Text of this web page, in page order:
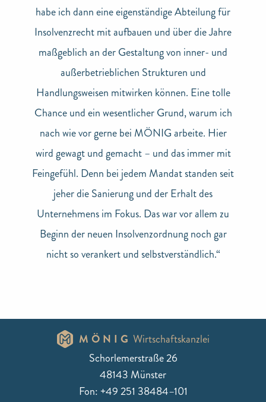
habe ich dann eine eigenständige Abteilung für
Insolvenzrecht mit aufbauen und über die Jahre
maßgeblich an der Gestaltung von inner- und
außerbetrieblichen Strukturen und
Handlungsweisen mitwirken können. Eine tolle
Chance und ein wesentlicher Grund, warum ich
nach wie vor gerne bei MÖNIG arbeite. Hier
wird gewagt und gemacht – und das immer mit
Feingefühl. Denn bei jedem Mandat standen seit
jeher die Sanierung und der Erhalt des
Unternehmens im Fokus. Das war vor allem zu
Beginn der neuen Insolvenzordnung noch gar
nicht so verankert und selbstverständlich.“
MÖNIG Wirtschaftskanzlei
Schorlemerstraße 26
48143 Münster
Fon: +49 251 38484–101